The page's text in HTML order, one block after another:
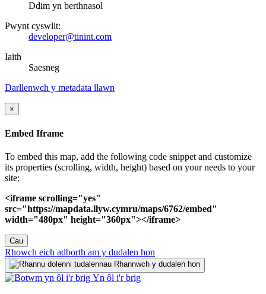
Ddim yn berthnasol
Pwynt cyswllt:
developer@tinint.com
Iaith
Saesneg
Darllenwch y metadata llawn
×
Embed Iframe
To embed this map, add the following code snippet and customize
its properties (scrolling, width, height) based on your needs to your
site:
<iframe scrolling="yes"
src="https://mapdata.llyw.cymru/maps/6762/embed"
width="480px" height="360px"></iframe>
Cau
Rhowch eich adborth am y dudalen hon
Rhannwch y dudalen hon
Yn ôl i'r brig